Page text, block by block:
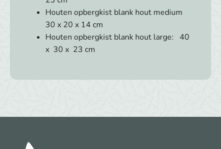
Houten opbergkist blank hout medium
30 x 20 x 14 cm
Houten opbergkist blank hout large: 40
x 30 x 23 cm